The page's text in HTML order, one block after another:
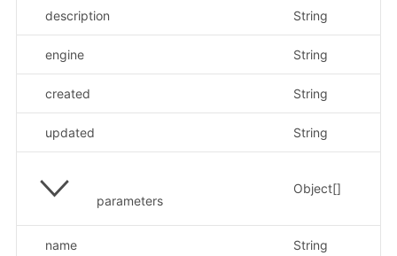
description String
engine String
created String
updated String
parameters
Object[]
name String